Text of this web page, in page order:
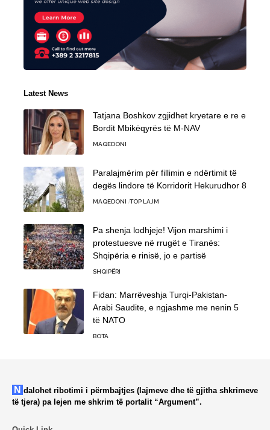
Latest News
Tatjana Boshkov zgjidhet kryetare e re e
Bordit Mbikëqyrës të M-NAV
MAQEDONI
Paralajmërim për fillimin e ndërtimit të
degës lindore të Korridorit Hekurudhor 8
MAQEDONI TOP LAJM
Pa shenja lodhjeje! Vijon marshimi i
protestuesve në rrugët e Tiranës:
Shqipëria e rinisë, jo e partisë
SHQIPËRI
Fidan: Marrëveshja Turqi-Pakistan-
Arabi Saudite, e ngjashme me nenin 5
të NATO
BOTA
Ndalohet ribotimi i përmbajtjes (lajmeve dhe të gjitha shkrimeve
të tjera) pa lejen me shkrim të portalit “Argument”.